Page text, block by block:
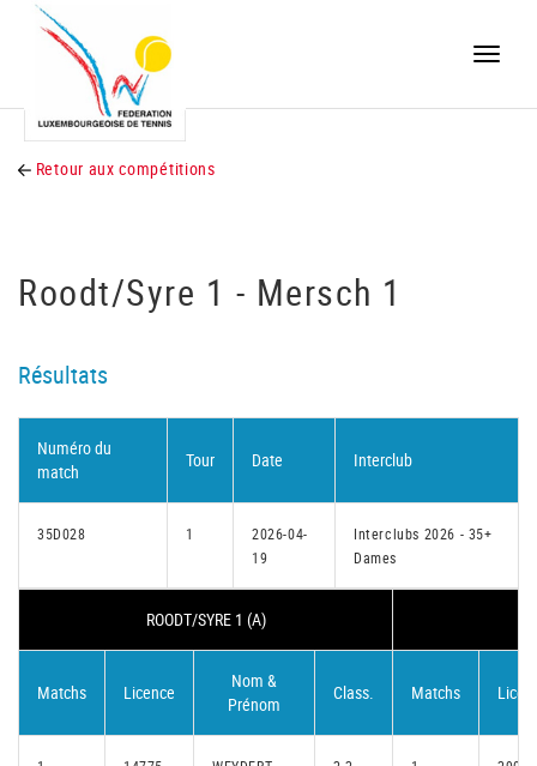
Toggle
Retour aux compétitions
Roodt/Syre 1 - Mersch 1
Résultats
Numéro du
match
Tour Date Interclub
35D028 1
2026-04-
19
Interclubs 2026 - 35+
Dames
ROODT/SYRE 1 (A)
Matchs Licence
Nom &
Prénom
Class. Matchs